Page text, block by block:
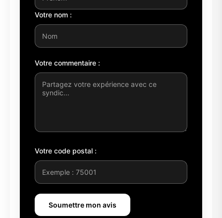
Votre nom :
Votre commentaire :
Votre code postal :
Soumettre mon avis